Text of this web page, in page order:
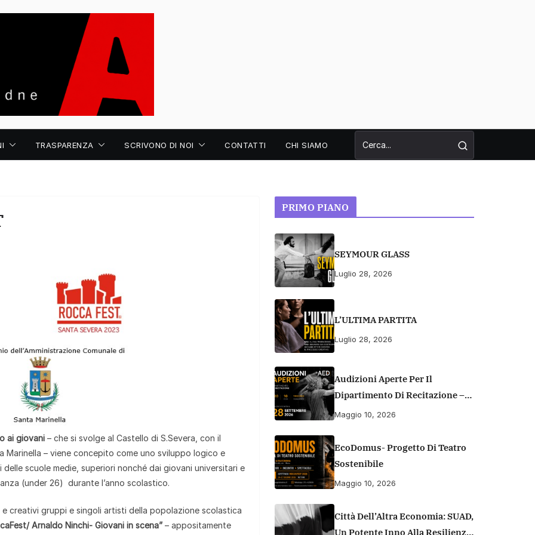
TRASPARENZA SCRIVONO DI NOI CONTATTI CHI SIAMO
ai giovani – che si svolge al Castello di S.Severa, con il
Marinella – viene concepito come uno sviluppo logico e
scuole medie, superiori nonché dai giovani universitari e
(under 26) durante l’anno scolastico.
creativi gruppi e singoli artisti della popolazione scolastica
Arnaldo Ninchi- Giovani in scena” – appositamente
PRIMO PIANO
SEYMOUR GLASS
Luglio 28, 2026
L’ULTIMA PARTITA
Luglio 28, 2026
Audizioni Aperte Per Il
Dipartimento Di Recitazione –
Accademia Europea Di Danza
Recitazione A Roma
Maggio 10, 2026
EcoDomus- Progetto Di Teatro
Sostenibile
Maggio 10, 2026
Città Dell’Altra Economia: SUAD,
Un Potente Inno Alla Resilienza